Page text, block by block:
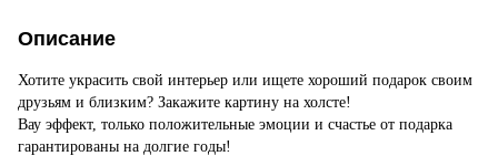
Описание
Хотите украсить свой интерьер или ищете хороший подарок своим
друзьям и близким? Закажите картину на холсте!
Вау эффект, только положительные эмоции и счастье от подарка
гарантированы на долгие годы!